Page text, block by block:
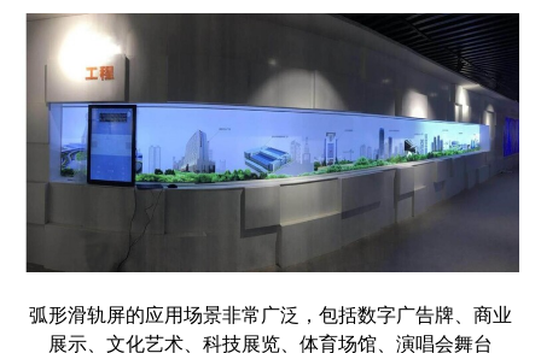
弧形滑轨屏的应用场景非常广泛，包括数字广告牌、商业
展示、文化艺术、科技展览、体育场馆、演唱会舞台